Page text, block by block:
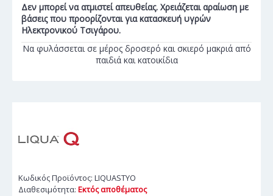
Δεν μπορεί να ατμιστεί απευθείας. Χρειάζεται αραίωση με
βάσεις που προορίζονται για κατασκευή υγρών
Ηλεκτρονικού Τσιγάρου.
Να φυλάσσεται σε μέρος δροσερό και σκιερό μακριά από
παιδιά και κατοικίδια
Κωδικός Προϊόντος: LIQUASTYO
Διαθεσιμότητα: Εκτός αποθέματος